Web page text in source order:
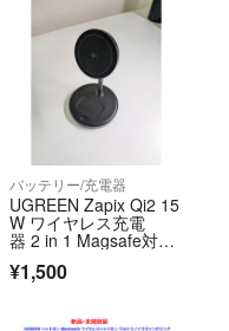
バッテリー/充電器
UGREEN Zapix Qi2 15
W ワイヤレス充電
器 2 in 1 Magsafe対
応 USB-Cケーブル付き
¥1,500